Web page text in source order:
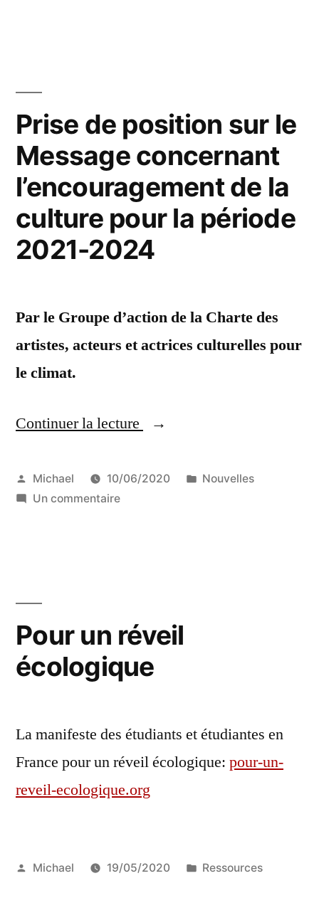
den
Jahren
2021-
2024
(Kulturbotschaft) »
Kultur
den
Jahren
2021-
2024
(Kulturbotschaft)
Prise de position sur le
Message concernant
l’encouragement de la
culture pour la période
2021-2024
Par le Groupe d’action de la Charte des
artistes, acteurs et actrices culturelles pour
le climat.
Continuer la lecture
« Prise
position
de
la
pour
la
période
Publié
par
Michael 10/06/2020
Publié
Nouvelles
Un commentairesur
concernant
de
pour
la
2021-
Pour un réveil
écologique
La manifeste des étudiants et étudiantes en
France pour un réveil écologique: pour-un-
reveil-ecologique.org
Publié
Michael 19/05/2020
Publié
Ressources